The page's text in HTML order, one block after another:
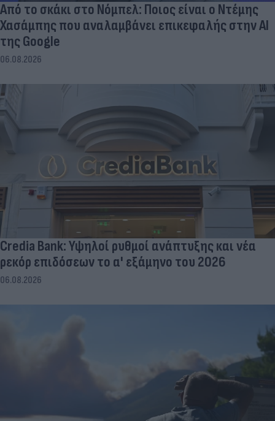
Από το σκάκι στο Νόμπελ: Ποιος είναι ο Ντέμης
Χασάμπης που αναλαμβάνει επικεφαλής στην ΑΙ
της Google
06.08.2026
Credia Bank: Υψηλοί ρυθμοί ανάπτυξης και νέα
ρεκόρ επιδόσεων το α' εξάμηνο του 2026
06.08.2026